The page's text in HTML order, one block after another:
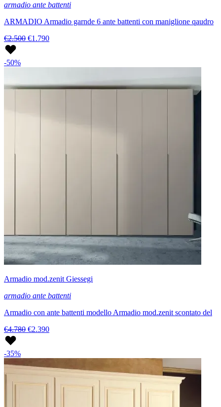
armadio ante battenti
ARMADIO Armadio garnde 6 ante battenti con maniglione qaudro
€2.500 €1.790
-50%
Armadio mod.zenit Giessegi
armadio ante battenti
Armadio con ante battenti modello Armadio mod.zenit scontato del
€4.780 €2.390
-35%